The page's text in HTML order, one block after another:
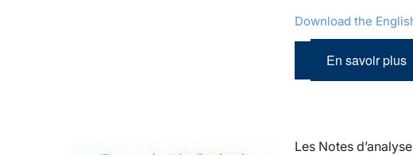
Download the
En savoir plus
Les Notes